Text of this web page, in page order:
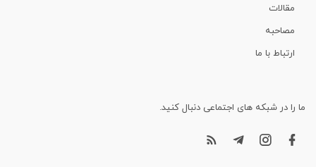
مقالات
مصاحبه
ارتباط با ما
ما را در شبکه های اجتماعی دنبال کنید.